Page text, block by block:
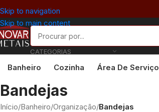
Skip to navigation
Skip to main content
CATEGORIAS
Banheiro Cozinha Área De Serviço
Bandejas
Início/Banheiro/Organização/Bandejas